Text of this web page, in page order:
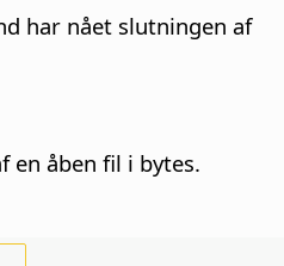
har nået slutningen af
en åben fil i bytes.